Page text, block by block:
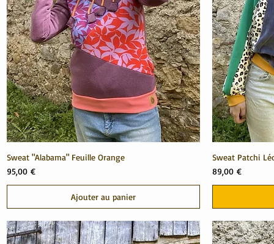
Sweat "Alabama" Feuille Orange
Prix
95,00 €
Ajouter au panier
Sweat Patchi
Prix
89,00 €